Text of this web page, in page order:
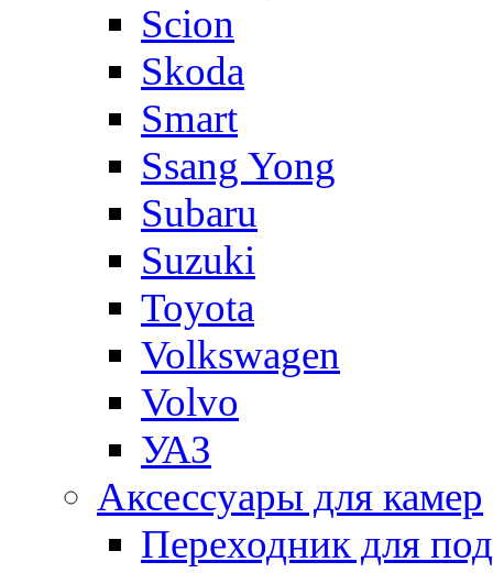
Scion
Skoda
Smart
Ssang Yong
Subaru
Suzuki
Toyota
Volkswagen
Volvo
УАЗ
Аксессуары для камер
Переходник для